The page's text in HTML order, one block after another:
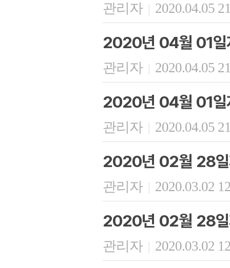
관리자 | 2020.04.05
2020년 04월 01일
관리자 | 2020.04.05
2020년 04월 01일
관리자 | 2020.04.05
2020년 02월 28일
관리자 | 2020.03.02
2020년 02월 28일
관리자 | 2020.03.02